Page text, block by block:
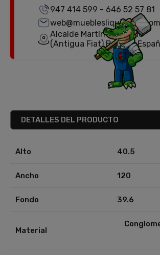
947 414 599 - 646 52 57 81
web@mueblesliquidator.com
Alcalde Martín Cobos, 18
(Antigua Fiat) Burgos,
DETALLES DEL PRODUCTO
Alto 40.5
Ancho 120
Fondo 39.6
Material